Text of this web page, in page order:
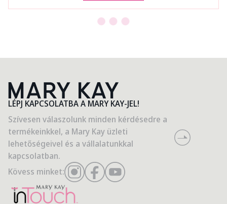
LÉPJ KAPCSOLATBA A MARY KAY-JEL!
Szívesen válaszolunk minden kérdésedre a
termékeinkkel, a Mary Kay üzleti
lehetőségeivel és a vállalatunkkal
kapcsolatban.
Kövess minket: